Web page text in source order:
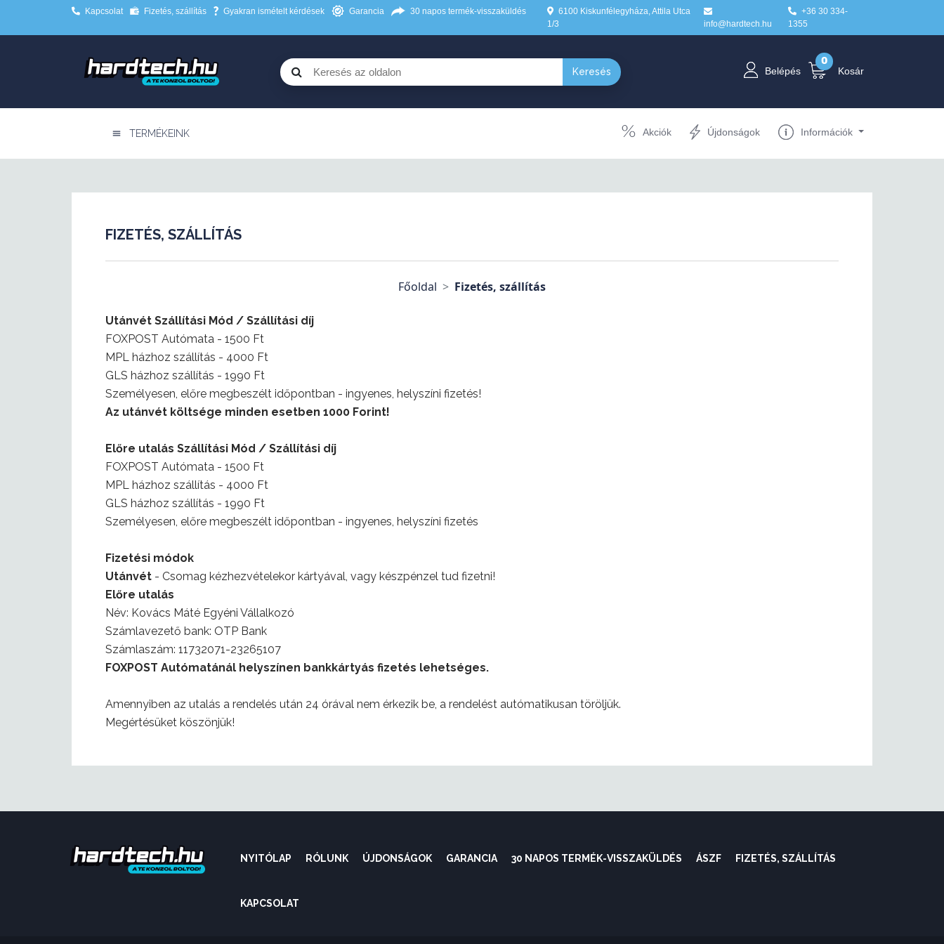
Kapcsolat Fizetés, szállítás Gyakran ismételt kérdések Garancia 30 napos termék-visszaküldés
6100 Kiskunfélegyháza, Attila Utca
1/3
info@hardtech.hu
+36 30 334-
1355
Keresés Belépés
0
Kosár
TERMÉKEINK Akciók Újdonságok Információk
FIZETÉS, SZÁLLÍTÁS
Főoldal Fizetés, szállítás
Utánvét Szállítási Mód / Szállítási díj
FOXPOST Autómata - 1500 Ft
MPL házhoz szállítás - 4000 Ft
GLS házhoz szállítás - 1990 Ft
Személyesen, előre megbeszélt időpontban - ingyenes, helyszíni fizetés!
Az utánvét költsége minden esetben 1000 Forint!
Előre utalás Szállítási Mód / Szállítási díj
FOXPOST Autómata - 1500 Ft
MPL házhoz szállítás - 4000 Ft
GLS házhoz szállítás - 1990 Ft
Személyesen, előre megbeszélt időpontban - ingyenes, helyszíni fizetés
Fizetési módok
Utánvét - Csomag kézhezvételekor kártyával, vagy készpénzel tud fizetni!
Előre utalás
Név: Kovács Máté Egyéni Vállalkozó
Számlavezető bank: OTP Bank
Számlaszám: 11732071-23265107
FOXPOST Autómatánál helyszínen bankkártyás fizetés lehetséges.
Amennyiben az utalás a rendelés után 24 órával nem érkezik be, a rendelést autómatikusan töröljük.
Megértésüket köszönjük!
NYITÓLAP RÓLUNK ÚJDONSÁGOK GARANCIA 30 NAPOS TERMÉK-VISSZAKÜLDÉS ÁSZF FIZETÉS, SZÁLLÍTÁS
KAPCSOLAT